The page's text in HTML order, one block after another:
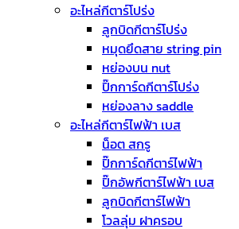
อะไหล่กีตาร์โปร่ง
ลูกบิดกีตาร์โปร่ง
หมุดยึดสาย string pin
หย่องบน nut
ปิ๊กการ์ดกีตาร์โปร่ง
หย่องลาง saddle
อะไหล่กีตาร์ไฟฟ้า เบส
น็อต สกรู
ปิ๊กการ์ดกีตาร์ไฟฟ้า
ปิ๊กอัพกีตาร์ไฟฟ้า เบส
ลูกบิดกีตาร์ไฟฟ้า
โวลลุ่ม ฝาครอบ